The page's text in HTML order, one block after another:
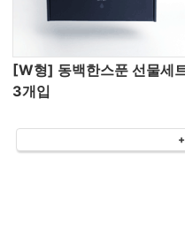
[W형] 동백한스푼 선물세
3개입